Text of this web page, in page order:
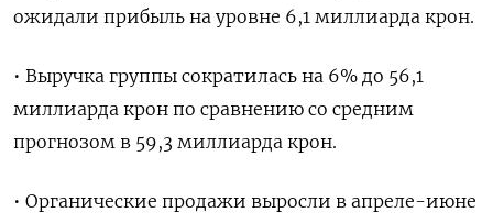
ожидали прибыль на уровне 6,1 миллиарда крон.
• Выручка группы сократилась на 6% до 56,1
миллиарда крон по сравнению со средним
прогнозом в 59,3 миллиарда крон.
• Органические продажи выросли в апреле-июне